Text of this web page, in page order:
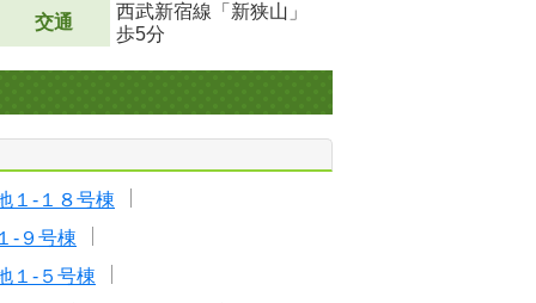
交通
西武新宿線「新狭山」
歩5分
１-１８号棟
-９号棟
１-５号棟